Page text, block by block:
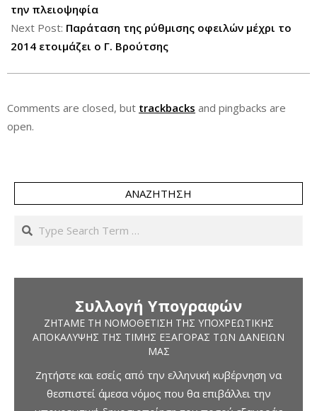
την πλειοψηφία
Next Post: Παράταση της ρύθμισης οφειλών μέχρι το
2014 ετοιμάζει ο Γ. Βρούτσης
Comments are closed, but trackbacks and pingbacks are
open.
ΑΝΑΖΉΤΗΣΗ
Search
Συλλογή Υπογραφών
ΖΗΤΆΜΕ ΤΗ ΝΟΜΟΘΈΤΙΣΗ ΤΗΣ ΥΠΟΧΡΕΩΤΙΚΉΣ
ΑΠΟΚΆΛΥΨΗΣ ΤΗΣ ΤΙΜΉΣ ΕΞΑΓΟΡΆΣ ΤΩΝ ΔΑΝΕΊΩΝ
ΜΑΣ
Ζητήστε και εσείς από την ελληνική κυβέρνηση να
θεσπιστεί άμεσα νόμος που θα επιβάλλει την